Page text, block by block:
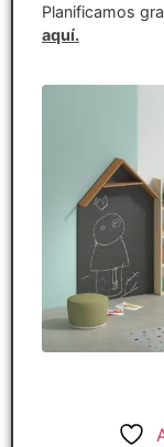
Planificamos
aquí.